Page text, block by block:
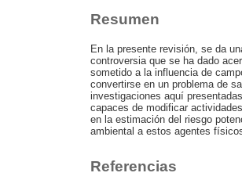
Resumen
En la presente revisión, se da
controversia que se ha dado
sometido a la influencia de
convertirse en un problema de
investigaciones aquí
capaces de modificar
en la estimación del riesgo
ambiental a estos agentes
Referencias